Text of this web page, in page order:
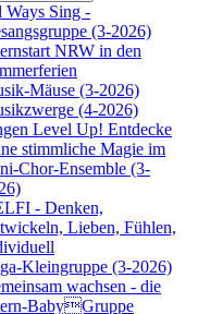
Ways Sing -
(3-2026)
NRW in den
Mäuse (3-2026)
(4-2026)
Level Up! Entdecke
stimmliche Magie im
Chor-Ensemble (3-
- Denken,
Lieben, Fühlen,
Kleingruppe (3-2026)
wachsen - die
BabyGruppe